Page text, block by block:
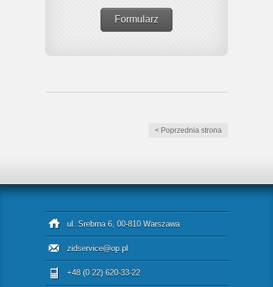
Formularz
< Poprzednia strona
ul. Srebrna 6, 00-810 Warszawa
zidservice@op.pl
+48 (0 22) 620-33-22